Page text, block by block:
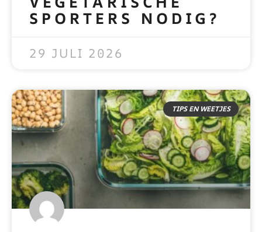
SPORTERS NODIG?
29 JULI 2026
TIPS EN WEETJES